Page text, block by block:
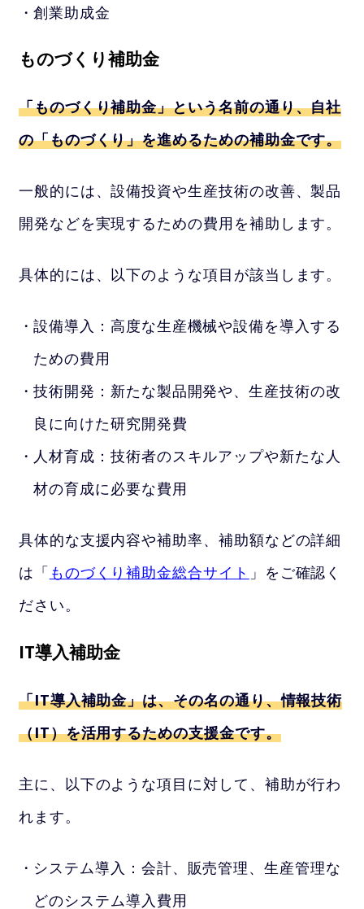
創業助成金
ものづくり補助金
「ものづくり補助金」という名前の通り、自社
の「ものづくり」を進めるための補助金です。
一般的には、設備投資や生産技術の改善、製品
開発などを実現するための費用を補助します。
具体的には、以下のような項目が該当します。
設備導入：高度な生産機械や設備を導入する
ための費用
技術開発：新たな製品開発や、生産技術の改
良に向けた研究開発費
人材育成：技術者のスキルアップや新たな人
材の育成に必要な費用
具体的な支援内容や補助率、補助額などの詳細
は「 ものづくり補助金総合サイト 」をご確認く
ださい。
IT導入補助金
「IT導入補助金」は、その名の通り、情報技術
（IT）を活用するための支援金です。
主に、以下のような項目に対して、補助が行わ
れます。
システム導入：会計、販売管理、生産管理な
どのシステム導入費用